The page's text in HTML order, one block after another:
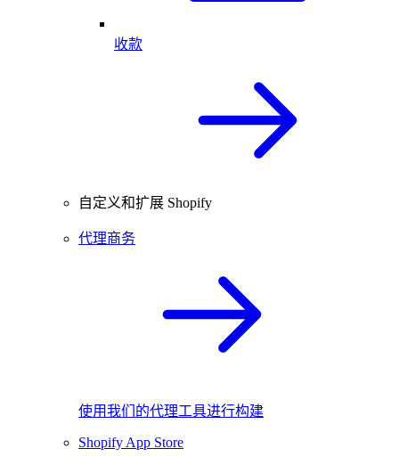
收款
自定义和扩展 Shopify
代理商务
使用我们的代理工具进行构建
Shopify App Store